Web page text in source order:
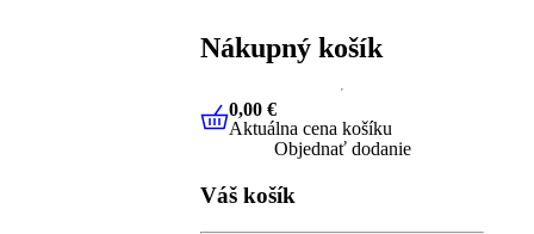
Nákupný košík
0,00 €Aktuálna cena košíku
0,00 €
Aktuálna cena košíku
Objednať dodanie
Váš košík